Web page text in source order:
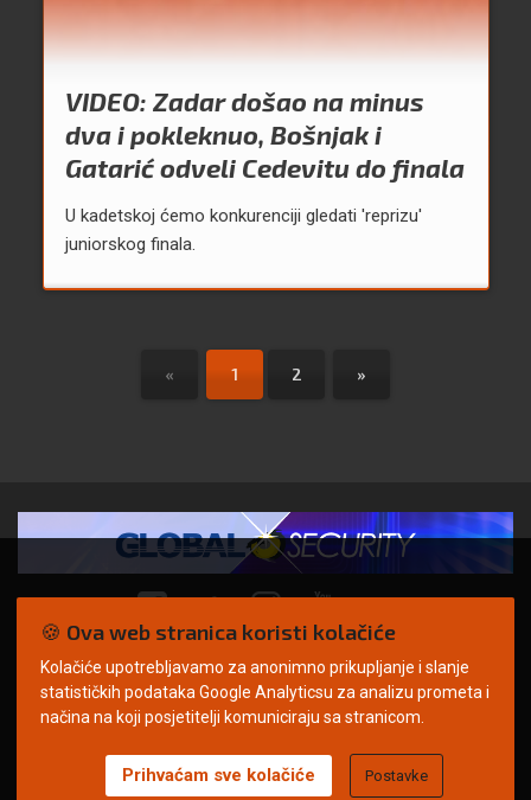
VIDEO: Zadar došao na minus
dva i pokleknuo, Bošnjak i
Gatarić odveli Cedevitu do finala
U kadetskoj ćemo konkurenciji gledati 'reprizu'
juniorskog finala.
« 1 2 »
© Copyright 2026. | ARILEO
🍪 Ova web stranica koristi kolačiće
Kolačiće upotrebljavamo za anonimno prikupljanje i slanje
statističkih podataka Google Analyticsu za analizu prometa i
načina na koji posjetitelji komuniciraju sa stranicom.
Prihvaćam sve kolačiće Postavke